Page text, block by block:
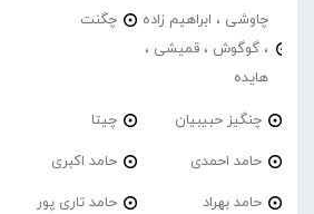
چاوشی ، ابراهیم زاده
، گوگوش ، قمیشی ،
هایده
چگنت
چنگیز حبیبیان چیتا
حامد احمدی حامد اکبری
حامد بهراد حامد تاری پور